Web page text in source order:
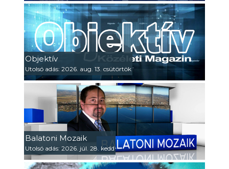
Objektív
Utolsó adás: 2026. aug. 13. csütörtök
Balatoni Mozaik
Utolsó adás: 2026. júl. 28. kedd